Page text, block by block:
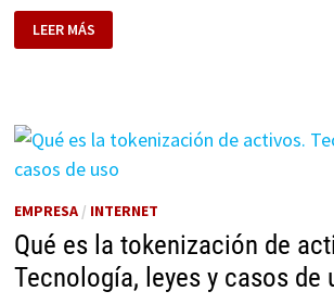
RIESGOS
DE
NUESTRA
LEER MÁS
EMPRESA/ INTERNET
Qué es la tokenización de
Tecnología, leyes y casos de